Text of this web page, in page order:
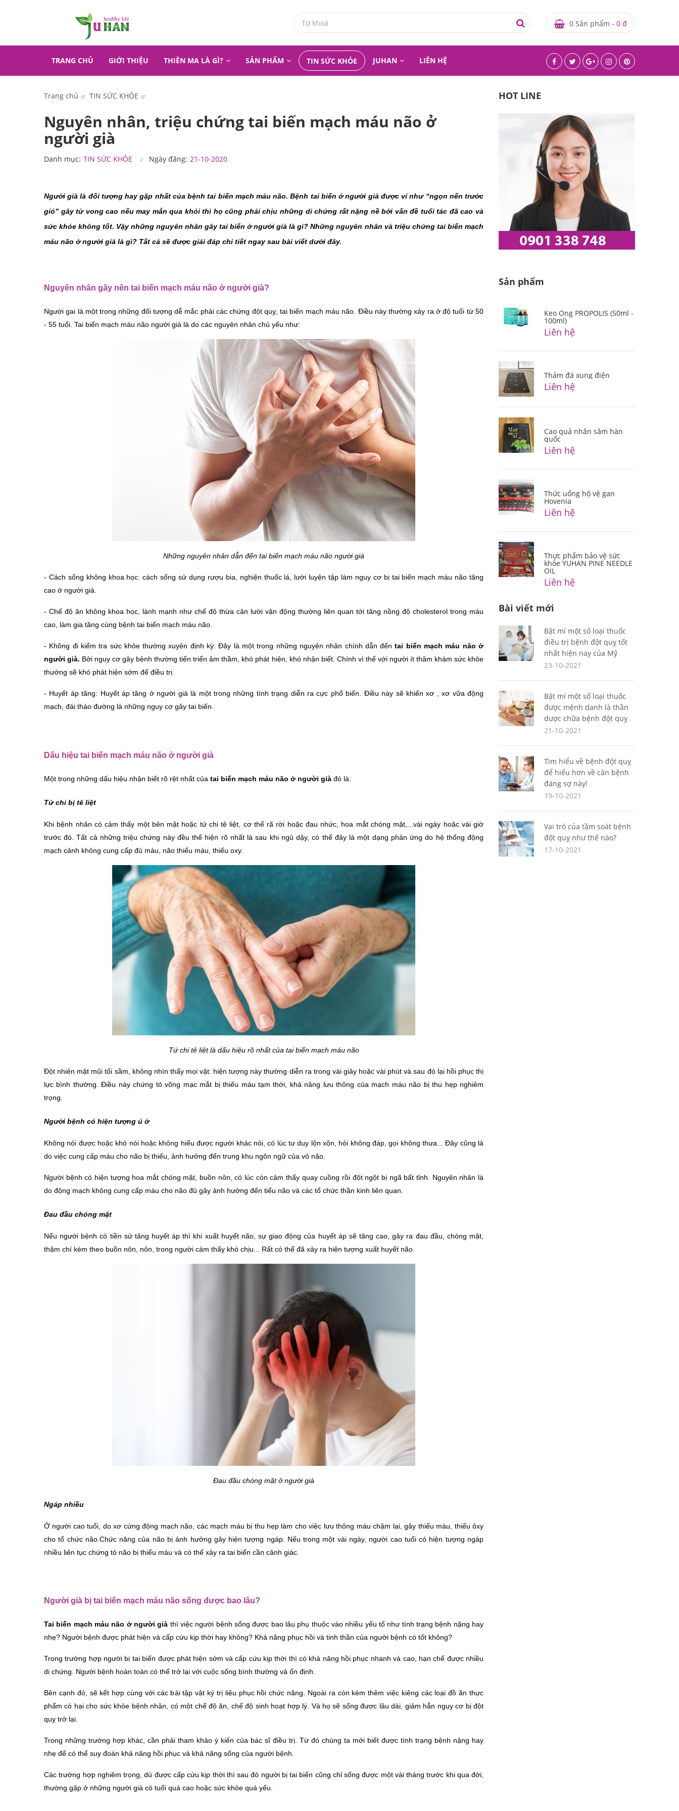
0 Sản phẩm - 0 đ
TRANG CHỦ GIỚI THIỆU THIÊN MA LÀ GÌ? SẢN PHẨM TIN SỨC KHỎE JUHAN LIÊN HỆ
Trang chủ TIN SỨC KHỎE
Nguyên nhân, triệu chứng tai biến mạch máu não ở
người già
Danh mục: TIN SỨC KHỎE Ngày đăng: 21-10-2020
Người già là đối tượng hay gặp nhất của bệnh tai biến mạch máu não. Bệnh tai biến ở người già được ví như “ngọn nến trước
gió” gây tử vong cao nếu may mắn qua khỏi thì họ cũng phải chịu những di chứng rất nặng nề bởi vấn đề tuổi tác đã cao và
sức khỏe không tốt. Vậy những nguyên nhân gây tai biến ở người già là gì? Những nguyên nhân và triệu chứng tai biến mạch
máu não ở người già là gì? Tất cả sẽ được giải đáp chi tiết ngay sau bài viết dưới đây.
Nguyên nhân gây nên tai biến mạch máu não ở người già?
Người gai là một trong những đối tượng dễ mắc phải các chứng đột quỵ, tai biến mạch máu não. Điều này thường xảy ra ở độ tuổi từ 50
- 55 tuổi. Tai biến mạch máu não người già là do các nguyên nhân chủ yếu như:
Những nguyên nhân dẫn đến tai biến mạch máu não người già
- Cách sống không khoa học: cách sống sử dụng rượu bia, nghiện thuốc lá, lười luyện tập làm nguy cơ bị tai biến mạch máu não tăng
cao ở người già.
- Chế độ ăn không khoa học, lành mạnh như chế độ thừa cân lười vận động thường liên quan tới tăng nồng độ cholesterol trong máu
cao, làm gia tăng cùng bệnh tai biến mạch máu não.
- Không đi kiểm tra sức khỏe thường xuyên định kỳ: Đây là một trong những nguyên nhân chính dẫn đến tai biến mạch máu não ở
người già. Bởi nguy cơ gây bệnh thường tiến triển âm thầm, khó phát hiện, khó nhận biết. Chính vì thế với người ít thăm khám sức khỏe
thường sẽ khó phát hiện sớm để điều trị.
- Huyết áp tăng: Huyết áp tăng ở người già là một trong những tình trạng diễn ra cực phổ biến. Điều này sẽ khiến xơ , xơ vữa động
mạch, đái tháo đường là những nguy cơ gây tai biến.
Dấu hiệu tai biến mạch máu não ở người già
Một trong những dấu hiệu nhận biết rõ rệt nhất của tai biến mạch máu não ở người già đó là:
Tứ chi bị tê liệt
Khi bệnh nhân có cảm thấy một bên mặt hoặc tứ chi tê liệt, cơ thể rã rời hoặc đau nhức, hoa mắt chóng mặt,...vài ngày hoặc vài giờ
trước đó. Tất cả những triệu chứng này đều thể hiện rõ nhất là sau khi ngủ dậy, có thể đây là một dạng phản ứng do hệ thống động
mạch cảnh không cung cấp đủ máu, não thiếu máu, thiếu oxy.
Tứ chi tê liệt là dấu hiệu rõ nhất của tai biến mạch máu não
Đột nhiên mặt mũi tối sầm, không nhìn thấy mọi vật: hiện tượng này thường diễn ra trong vài giây hoặc vài phút và sau đó lại hồi phục thị
lực bình thường. Điều này chứng tỏ võng mạc mắt bị thiếu máu tạm thời, khả năng lưu thông của mạch máu não bị thu hẹp nghiêm
trọng.
Người bệnh có hiện tượng ú ớ
Không nói được hoặc khó nói hoặc không hiểu được người khác nói, có lúc tư duy lộn xộn, hỏi không đáp, gọi không thưa... Đây cũng là
do việc cung cấp máu cho não bị thiếu, ảnh hưởng đến trung khu ngôn ngữ của vỏ não.
Người bệnh có hiện tượng hoa mắt chóng mặt, buồn nôn, có lúc còn cảm thấy quay cuồng rồi đột ngột bị ngã bất tỉnh. Nguyên nhân là
do động mạch không cung cấp máu cho não đủ gây ảnh hưởng đến tiểu não và các tổ chức thần kinh liên quan.
Đau đầu chóng mặt
Nếu người bệnh có tiền sử tăng huyết áp thì khi xuất huyết não, sự giao động của huyết áp sẽ tăng cao, gây ra đau đầu, chóng mặt,
thậm chí kèm theo buồn nôn, nôn, trong người cảm thấy khó chịu... Rất có thể đã xảy ra hiện tượng xuất huyết não.
Đau đầu chóng mặt ở người già
Ngáp nhiều
Ở người cao tuổi, do xơ cứng động mạch não, các mạch máu bị thu hẹp làm cho việc lưu thông máu chậm lại, gây thiếu máu, thiếu ôxy
cho tổ chức não.Chức năng của não bị ảnh hưởng gây hiện tượng ngáp. Nếu trong một vài ngày, người cao tuổi có hiện tượng ngáp
nhiều liên tục chứng tỏ não bị thiếu máu và có thể xảy ra tai biến cần cảnh giác.
Người già bị tai biến mạch máu não sống được bao lâu?
Tai biến mạch máu não ở người già thì việc người bệnh sống được bao lâu phụ thuộc vào nhiều yếu tố như tình trạng bệnh nặng hay
nhẹ? Người bệnh được phát hiện và cấp cứu kịp thời hay không? Khả năng phục hồi và tinh thần của người bệnh có tốt không?
Trong trường hợp người bị tai biến được phát hiện sớm và cấp cứu kịp thời thì có khả năng hồi phục nhanh và cao, hạn chế được nhiều
di chứng. Người bệnh hoàn toàn có thể trở lại với cuộc sống bình thường và ổn định.
Bên cạnh đó, sẽ kết hợp cùng với các bài tập vật ký trị liệu phục hồi chức năng. Ngoài ra còn kèm thêm việc kiêng các loại đồ ăn thực
phẩm có hại cho sức khỏe bệnh nhân, có một chế độ ăn, chế độ sinh hoạt hợp lý. Và họ sẽ sống được lâu dài, giảm hẳn nguy cơ bị đột
quỵ trở lại.
Trong những trường hợp khác, cần phải tham khảo ý kiến của bác sĩ điều trị. Từ đó chúng ta mới biết được tình trạng bệnh nặng hay
nhẹ để có thể suy đoán khả năng hồi phục và khả năng sống của người bệnh.
Các trường hợp nghiêm trọng, dù được cấp cứu kịp thời thì sau đó người bị tai biến cũng chỉ sống được một vài tháng trước khi qua đời,
thường gặp ở những người già có tuổi quá cao hoặc sức khỏe quá yếu.
HOT LINE
Sản phẩm
Keo Ong PROPOLIS (50ml -
100ml)
Liên hệ
Thảm đá xung điện
Liên hệ
Cao quả nhân sâm hàn
quốc
Liên hệ
Thức uống hộ vệ gan
Hovenia
Liên hệ
Thực phẩm bảo vệ sức
khỏe YUHAN PINE NEEDLE
OIL
Liên hệ
Bài viết mới
Bật mí một số loại thuốc
điều trị bệnh đột quỵ tốt
nhất hiện nay của Mỹ
23-10-2021
Bật mí một số loại thuốc
được mệnh danh là thần
dược chữa bệnh đột quỵ
21-10-2021
Tìm hiểu về bệnh đột quỵ
để hiểu hơn về căn bệnh
đáng sợ này!
19-10-2021
Vai trò của tầm soát bệnh
đột quỵ như thế nào?
17-10-2021